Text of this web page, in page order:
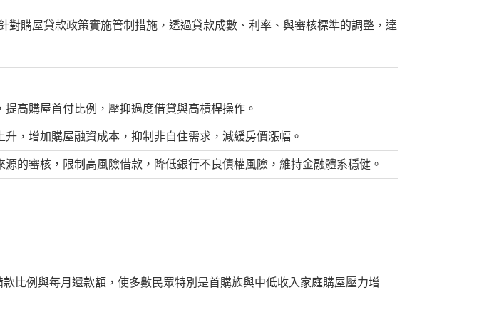
購屋貸款政策實施管制措施，透過貸款成數、利率、與審核標準的調整，達
高購屋首付比例，壓抑過度借貸與高槓桿操作。
，增加購屋融資成本，抑制非自住需求，減緩房價漲幅。
的審核，限制高風險借款，降低銀行不良債權風險，維持金融體系穩健。
比例與每月還款額，使多數民眾特別是首購族與中低收入家庭購屋壓力增